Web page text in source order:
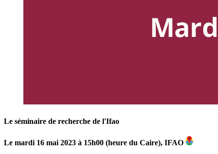
Le séminaire de recherche de l'Ifao
Le mardi 16 mai 2023 à 15h00 (heure du Caire), IFAO